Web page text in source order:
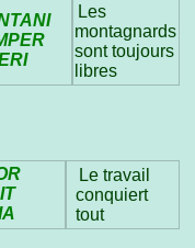
Les
montagnards
sont toujours
libres
Le travail
conquiert
tout